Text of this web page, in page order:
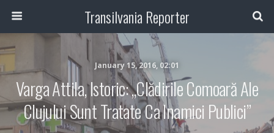
Transilvania Reporter
January 15, 2016, 02:01
Varga Attila, Istoric: „Clădirile Comoară Ale
Clujului Sunt Tratate Ca Inamici Publici”